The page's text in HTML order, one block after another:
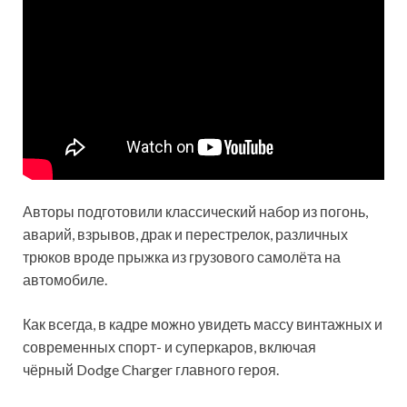
Авторы подготовили классический набор из погонь,
аварий, взрывов, драк и перестрелок, различных
трюков вроде прыжка из грузового самолёта на
автомобиле.
Как всегда, в кадре можно увидеть массу винтажных и
современных спорт- и суперкаров, включая
чёрный Dodge Charger главного героя.